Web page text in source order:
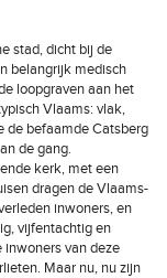
stad, dicht bij de
belangrijk medisch
loopgraven aan het
Vlaams: vlak,
de befaamde Catsberg
de gang.
kerk, met een
dragen de Vlaams-
inwoners, en
vijfentachtig en
van deze
Maar nu, nu zijn